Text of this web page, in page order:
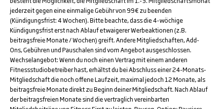
jederzeit gegen eine einmalige Gebühr von 99€ zu beenden
(Kündigungsfrist: 4 Wochen). Bitte beachte, dass die 4-wöchige
Kündigungsfrist erst nach Ablauf etwaigerer Werbeaktionen (z.B.
beitragsfreie Monate / Wochen) greift. Andere Mitgliedschaften, Add-
Ons, Gebühren und Pauschalen sind vom Angebot ausgeschlossen.
Wechselangebot: Wenn du noch einen Vertrag mit einem anderen
Fitnessstudiobetreiber hast, erhältst du bei Abschluss einer 24-Monats-
Mitgliedschaft die noch offene Laufzeit, maximal jedoch 12 Monate, als
beitragsfreie Monate direkt zu Beginn deiner Mitgliedschaft. Nach Ablauf
der beitragsfreien Monate sind die vertraglich vereinbarten